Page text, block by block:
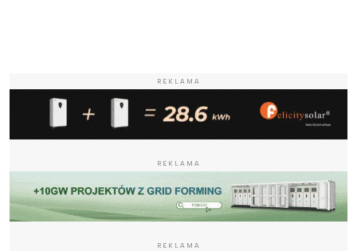
REKLAMA
REKLAMA
REKLAMA